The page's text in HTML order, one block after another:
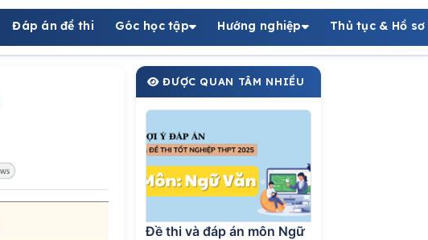
Đáp án đề thi Góc học tập Hướng nghiệp Thủ tục & Hồ
ĐƯỢC QUAN TÂM NHIỀU
Đề thi và đáp án môn Ngữ